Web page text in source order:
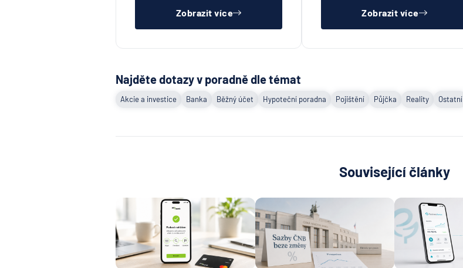
Zobrazit více Zobrazit více
Najděte dotazy v poradně dle témat
Akcie a investice Banka Běžný účet Hypoteční poradna Pojištění Půjčka Reality Ostatní
Související články